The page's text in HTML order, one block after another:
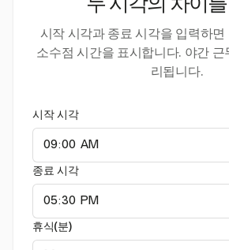
두 시각의 차이
시작 시각과 종료 시각을 입력하면
소수점 시간을 표시합니다. 야간 근
리됩니다.
시작 시각
종료 시각
휴식(분)